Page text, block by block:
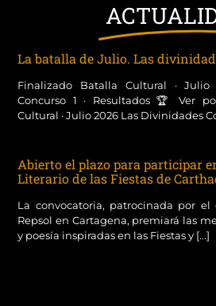
La batalla de Julio. Las
Finalizado Batalla Cultural · Julio
Concurso 1 · Resultados 🏆 Ver
Cultural · Julio 2026 Las Divinidades
Abierto el plazo para participar
Literario de las Fiestas de
La convocatoria, patrocinada por
Repsol en Cartagena, premiará las
y poesía inspiradas en las Fiestas y [...]